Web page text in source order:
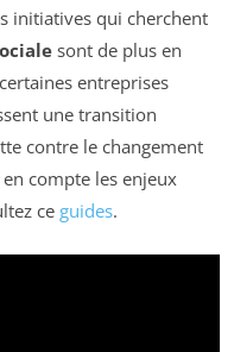
initiatives qui cherchent
sont de plus en
entreprises
une transition
contre le changement
compte les enjeux
ce guides.